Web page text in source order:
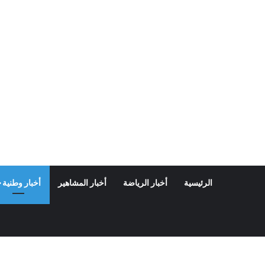
الرئيسية أخبار الرياضة أخبار المشاهير أخبار وطنية